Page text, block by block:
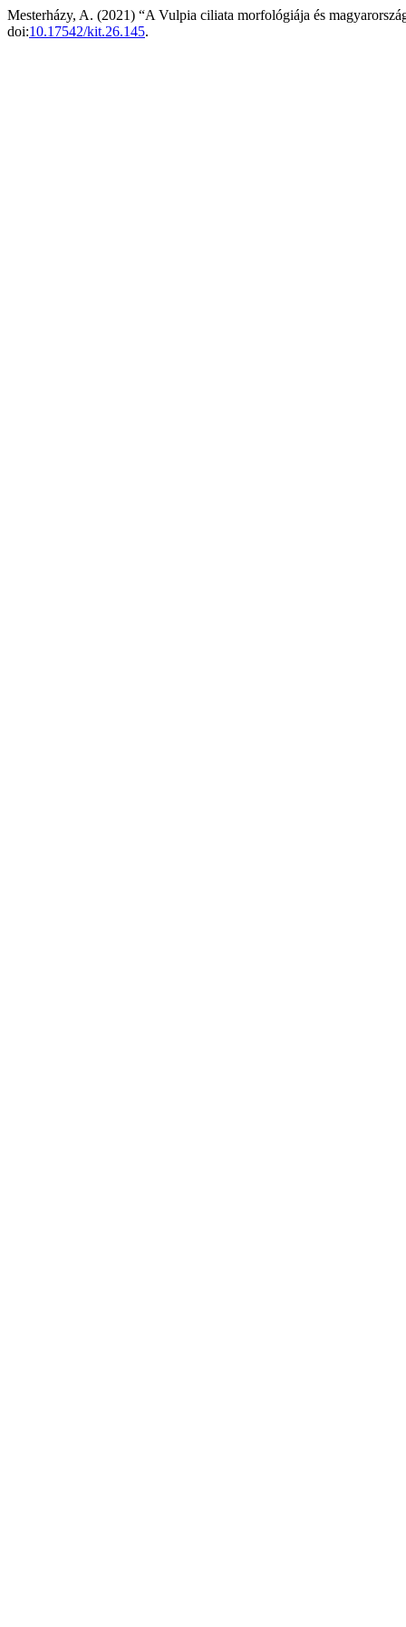
Mesterházy, A. (2021) “A Vulpia ciliata morfológiája és
doi:10.17542/kit.26.145.